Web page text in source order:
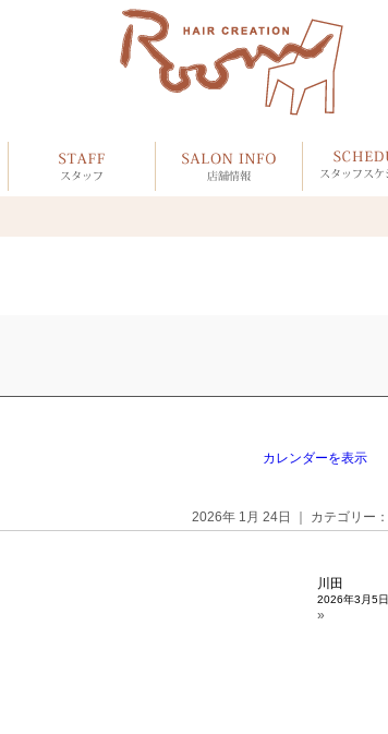
カレンダーを表示
2026年 1月 24日 ｜ カテゴリー：
川田
2026年3月5日
»